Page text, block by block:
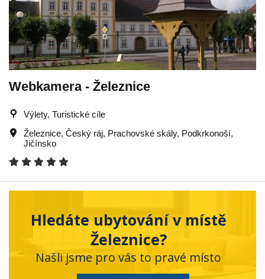
Webkamera - Železnice
Výlety, Turistické cíle
Železnice, Český ráj, Prachovské skály, Podkrkonoší,
Jičínsko
Hledáte ubytování v místě
Železnice?
Našli jsme pro vás to pravé místo